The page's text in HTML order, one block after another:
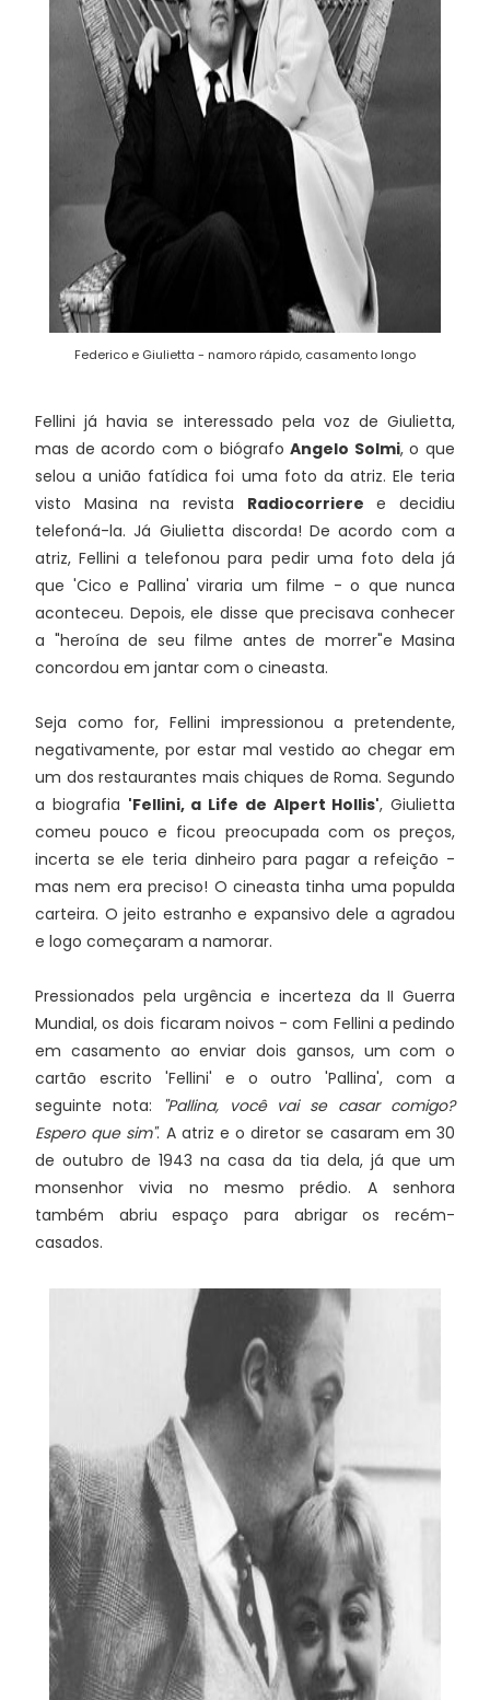
Federico e Giulietta - namoro rápido, casamento longo
Fellini já havia se interessado pela voz de Giulietta,
mas de acordo com o biógrafoAngelo Solmi, o que
selou a união fatídica foi uma foto da atriz. Ele teria
visto Masina na revista Radiocorriere e decidiu
telefoná-la. Já Giulietta discorda! De acordo com a
atriz, Fellini a telefonou para pedir uma foto dela já
que 'Cico e Pallina' viraria um filme - o que nunca
aconteceu. Depois, ele disse que precisava conhecer
a "heroína de seu filme antes de morrer"e Masina
concordou em jantar com o cineasta.
Seja como for, Fellini impressionou a pretendente,
negativamente, por estar mal vestido ao chegar em
um dos restaurantes mais chiques de Roma. Segundo
a biografia 'Fellini, a Life de Alpert Hollis', Giulietta
comeu pouco e ficou preocupada com os preços,
incerta se ele teria dinheiro para pagar a refeição -
mas nem era preciso! O cineasta tinha uma populda
carteira. O jeito estranho e expansivo dele a agradou
e logo começaram a namorar.
Pressionados pela urgência e incerteza da II Guerra
Mundial, os dois ficaram noivos - com Fellini a pedindo
em casamento ao enviar dois gansos, um com o
cartão escrito 'Fellini' e o outro 'Pallina', com a
seguinte nota:
"Pallina, você vai se casar comigo?
Espero que sim". A atriz e o diretor se casaram em 30
de outubro de 1943 na casa da tia dela, já que um
monsenhor vivia no mesmo prédio. A senhora
também abriu espaço para abrigar os recém-
casados.